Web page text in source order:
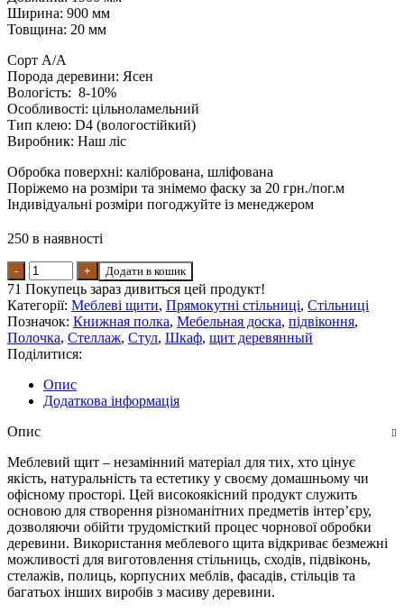
Ширина: 900 мм
Товщина: 20 мм
Сорт А/А
Порода деревини: Ясен
Вологість: 8-10%
Особливості: цільноламельний
Тип клею: D4 (вологостійкий)
Виробник: Наш ліс
Обробка поверхні: калібрована, шліфована
Поріжемо на розміри та знімемо фаску за 20 грн./пог.м
Індивідуальні розміри погоджуйте із менеджером
250 в наявності
Меблевий щит Наш Ліс з цільноламельного ясеня сорт А
40х900х1900 мм 1,71 м² кількість
Додати в кошик
71 Покупець зараз дивиться цей продукт!
Категорії: Меблеві щити, Прямокутні стільниці, Стільниці
Позначок: Книжная полка, Мебельная доска, підвіконня,
Полочка, Стеллаж, Стул, Шкаф, щит деревянный
Поділитися:
Опис
Додаткова інформація
Опис
Меблевий щит – незамінний матеріал для тих, хто цінує
якість, натуральність та естетику у своєму домашньому чи
офісному просторі. Цей високоякісний продукт служить
основою для створення різноманітних предметів інтер’єру,
дозволяючи обійти трудомісткий процес чорнової обробки
деревини. Використання меблевого щита відкриває безмежні
можливості для виготовлення стільниць, сходів, підвіконь,
стелажів, полиць, корпусних меблів, фасадів, стільців та
багатьох інших виробів з масиву деревини.